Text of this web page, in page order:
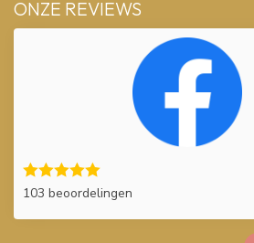
ONZE REVIEWS
103 beoordelingen